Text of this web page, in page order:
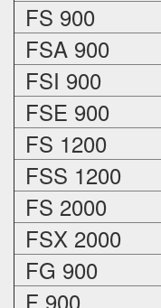
FS 900
FSA 900
FSI 900
FSE 900
FS 1200
FSS 1200
FS 2000
FSX 2000
FG 900
F 900